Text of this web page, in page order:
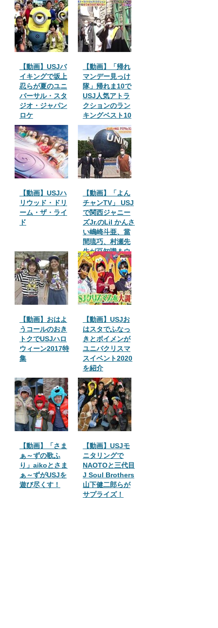
【動画】USJバ
イキングで坂上
忍らが夏のユニ
バーサル・スタ
ジオ・ジャパン
ロケ
【動画】「帰れ
マンデー見っけ
隊」帰れま10で
USJ人気アトラ
クションのラン
キングベスト10
【動画】USJハ
リウッド・ドリ
ーム・ザ・ライ
ド
【動画】「よん
チャンTV」 USJ
で関西ジャニー
ズJr.のLil かんさ
い嶋崎斗亜、當
間琉巧、村瀬先
生が豆知識＆ウ
ラ技を紹介
【動画】おはよ
うコールのおき
トクでUSJハロ
ウィーン2017特
集
【動画】USJお
はスタでふなっ
きとボイメンが
ユニバクリスマ
スイベント2020
を紹介
【動画】「さま
ぁ～ずの歌ふ
り」aikoとさま
ぁ～ずがUSJを
遊び尽くす！
【動画】USJモ
ニタリングで
NAOTOと三代目
J Soul Brothers
山下健二郎らが
サプライズ！